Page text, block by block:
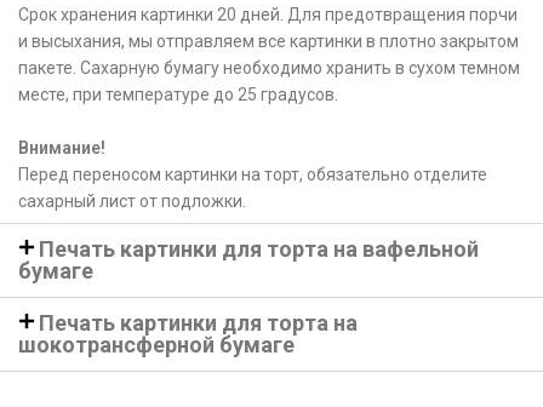
Срок хранения картинки 20 дней. Для предотвращения порчи
и высыхания, мы отправляем все картинки в плотно закрытом
пакете. Сахарную бумагу необходимо хранить в сухом темном
месте, при температуре до 25 градусов.
Внимание!
Перед переносом картинки на торт, обязательно отделите
сахарный лист от подложки.
Печать картинки для торта на вафельной
бумаге
Печать картинки для торта на
шокотрансферной бумаге